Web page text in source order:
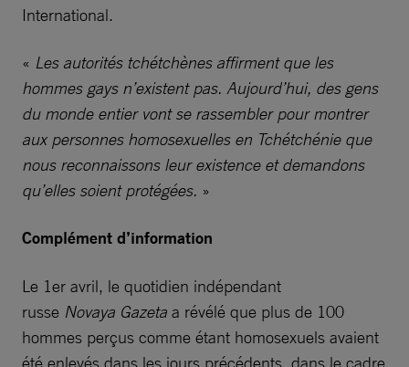
International.
« Les autorités tchétchènes affirment que les
hommes gays n’existent pas. Aujourd’hui, des gens
du monde entier vont se rassembler pour montrer
aux personnes homosexuelles en Tchétchénie que
nous reconnaissons leur existence et demandons
qu’elles soient protégées. »
Complément d’information
Le 1er avril, le quotidien indépendant
russe Novaya Gazeta a révélé que plus de 100
hommes perçus comme étant homosexuels avaient
été enlevés dans les jours précédents, dans le cadre